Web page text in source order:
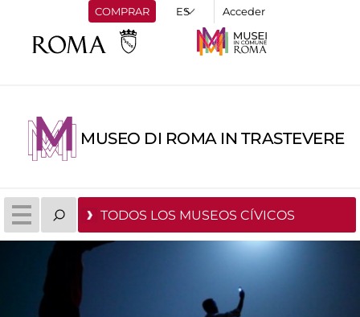
COMPRAR Acceder
MUSEO DI ROMA IN TRASTEVERE
TODOS LOS MUSEOS CÍVICOS